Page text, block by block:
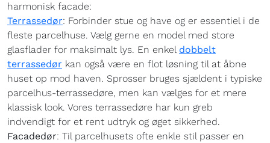
harmonisk facade:
Terrassedør: Forbinder stue og have og er essentiel i de
fleste parcelhuse. Vælg gerne en model med store
glasflader for maksimalt lys. En enkel dobbelt
terrassedør kan også være en flot løsning til at åbne
huset op mod haven. Sprosser bruges sjældent i typiske
parcelhus-terrassedøre, men kan vælges for et mere
klassisk look. Vores terrassedøre har kun greb
indvendigt for et rent udtryk og øget sikkerhed.
Facadedør: Til parcelhusets ofte enkle stil passer en